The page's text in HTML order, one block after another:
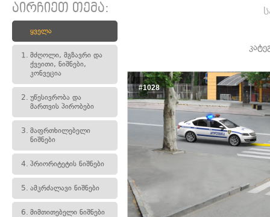
აირჩიეთ თემა:
ყველა
1. მძღოლი, მგზავრი და
ქვეითი, ნიშნები,
კონვეცია
2. უწესივრობა და
მართვის პირობები
3. მაფრთხილებელი
ნიშნები
4. პრიორიტეტის ნიშნები
5. ამკრძალავი ნიშნები
6. მიმთითებელი ნიშნები
#1028